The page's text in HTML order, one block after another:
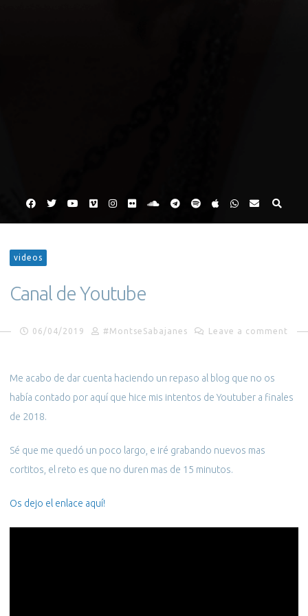
Facebook
Twitter YouTube
VimeoInstagram
FlickrSoundCloud
Telegram
SpotifyiTunesWhatsApp
Email
videos
Canal de Youtube
06/04/2019 #MontseSabajanes Leave a comment
Me acabo de dar cuenta haciendo un repaso al blog que no os
había contado por aquí que hice mis intentos de Youtuber a finales
de 2018.
Sé que me quedó un poco largo, e iré grabando nuevos mas
cortitos, el reto es que no duren mas de 15 minutos.
Os dejo el enlace aquí!